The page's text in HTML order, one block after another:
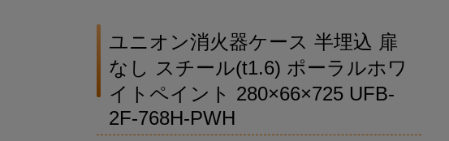
ユニオン消火器ケース 半埋込 扉
なし スチール(t1.6) ポーラルホワ
イトペイント 280×66×725 UFB-
2F-768H-PWH